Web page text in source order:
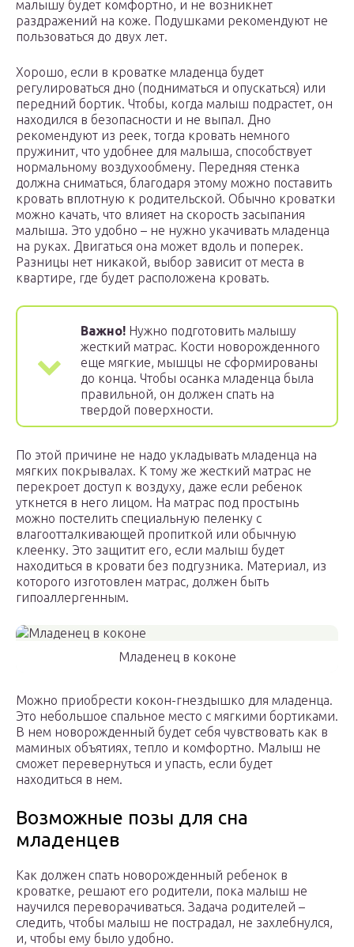
малышу будет комфортно, и не возникнет
раздражений на коже. Подушками рекомендуют не
пользоваться до двух лет.
Хорошо, если в кроватке младенца будет
регулироваться дно (подниматься и опускаться) или
передний бортик. Чтобы, когда малыш подрастет, он
находился в безопасности и не выпал. Дно
рекомендуют из реек, тогда кровать немного
пружинит, что удобнее для малыша, способствует
нормальному воздухообмену. Передняя стенка
должна сниматься, благодаря этому можно поставить
кровать вплотную к родительской. Обычно кроватки
можно качать, что влияет на скорость засыпания
малыша. Это удобно – не нужно укачивать младенца
на руках. Двигаться она может вдоль и поперек.
Разницы нет никакой, выбор зависит от места в
квартире, где будет расположена кровать.
Важно! Нужно подготовить малышу
жесткий матрас. Кости новорожденного
еще мягкие, мышцы не сформированы
до конца. Чтобы осанка младенца была
правильной, он должен спать на
твердой поверхности.
По этой причине не надо укладывать младенца на
мягких покрывалах. К тому же жесткий матрас не
перекроет доступ к воздуху, даже если ребенок
уткнется в него лицом. На матрас под простынь
можно постелить специальную пеленку с
влагоотталкивающей пропиткой или обычную
клеенку. Это защитит его, если малыш будет
находиться в кровати без подгузника. Материал, из
которого изготовлен матрас, должен быть
гипоаллергенным.
Младенец в коконе
Можно приобрести кокон-гнездышко для младенца.
Это небольшое спальное место с мягкими бортиками.
В нем новорожденный будет себя чувствовать как в
маминых объятиях, тепло и комфортно. Малыш не
сможет перевернуться и упасть, если будет
находиться в нем.
Возможные позы для сна
младенцев
Как должен спать новорожденный ребенок в
кроватке, решают его родители, пока малыш не
научился переворачиваться. Задача родителей –
следить, чтобы малыш не пострадал, не захлебнулся,
и, чтобы ему было удобно.